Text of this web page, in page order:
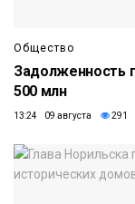
Общество
Задолженность
500 млн
13:24 09 августа 291